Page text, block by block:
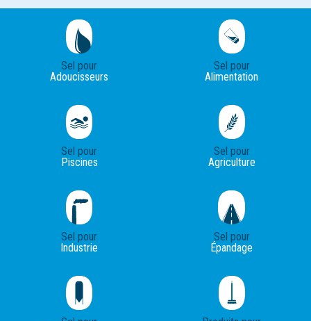
Sel pour
Adoucisseurs
Sel pour
Alimentation
Sel pour
Piscines
Sel pour
Agriculture
Sel pour
Industrie
Sel pour
Épandage